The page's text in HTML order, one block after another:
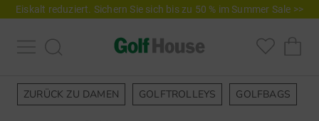
Eiskalt reduziert. Sichern Sie sich bis zu 50 % im Summer Sale >>
ZURÜCK ZU DAMEN GOLFTROLLEYS GOLFBAGS